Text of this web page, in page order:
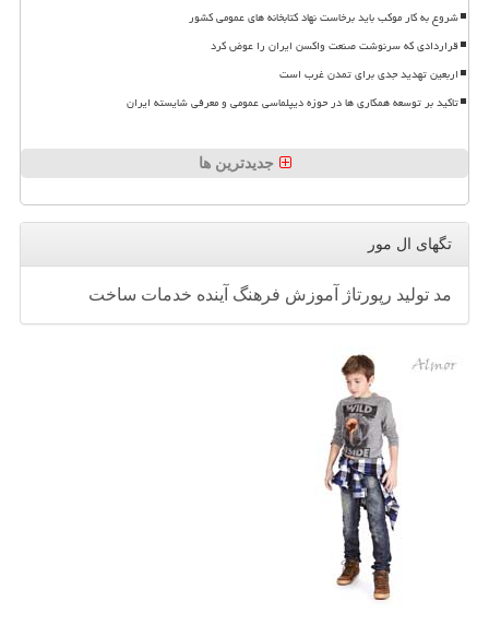
شروع به کار موکب باید برخاست نهاد کتابخانه های عمومی کشور
قراردادی که سرنوشت صنعت واکسن ایران را عوض کرد
اربعین تهدید جدی برای تمدن غرب است
تاکید بر توسعه همکاری ها در حوزه دیپلماسی عمومی و معرفی شایسته ایران
جدیدترین ها
تگهای ال مور
مد تولید رپورتاژ آموزش فرهنگ آینده خدمات ساخت